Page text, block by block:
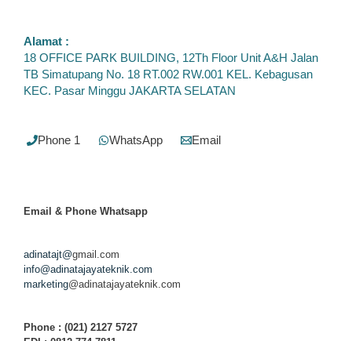
Alamat :
18 OFFICE PARK BUILDING, 12Th Floor Unit A&H Jalan
TB Simatupang No. 18 RT.002 RW.001 KEL. Kebagusan
KEC. Pasar Minggu JAKARTA SELATAN
Phone 1 WhatsApp Email
Email & Phone Whatsapp
adinatajt@gmail.com
info@adinatajayateknik.com
marketing@adinatajayateknik.com
Phone : (021) 2127 5727